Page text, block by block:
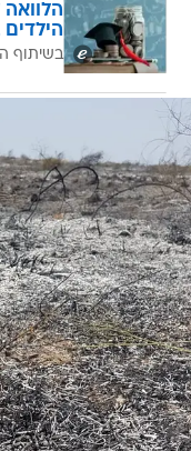
בשיתוף